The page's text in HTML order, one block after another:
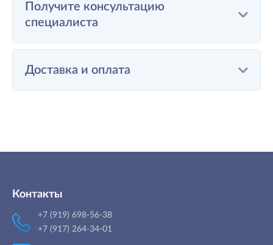
Получите консультацию
специалиста
Доставка и оплата
Контакты
+7 (919) 698-56-38
+7 (917) 264-34-01